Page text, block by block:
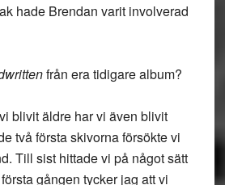
hade Brendan varit involverad
från era tidigare album?
blivit äldre har vi även blivit
två första skivorna försökte vi
Till sist hittade vi på något sätt
gången tycker jag att vi